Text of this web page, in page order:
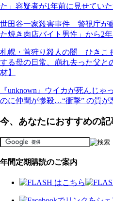
た」容疑者が1年前に見せてい
世田谷一家殺害事件 警視庁が
た焼き肉店バイト男性」から2
札幌・首狩り殺人の闇 ひきこ
する母の日常、崩れ去った父と
材】
『unknown』ウイカが死んじ
のに仲間が惨殺…“衝撃” の質が
今、あなたにおすすめの記
年間定期購読のご案内